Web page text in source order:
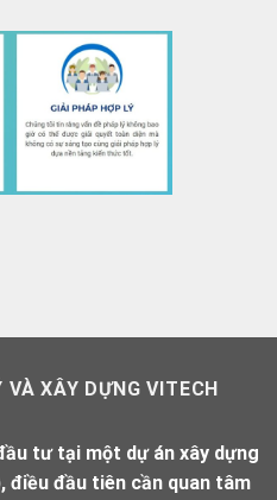
XÂY DỰNG VITECH
tư tại một dự án xây dựng
điều đầu tiên cần quan tâm